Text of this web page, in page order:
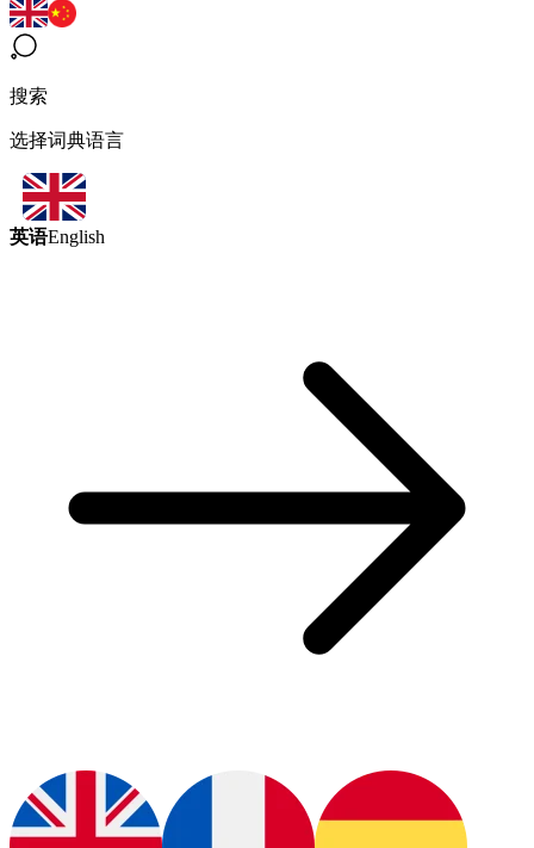
搜索
选择词典语言
英语English